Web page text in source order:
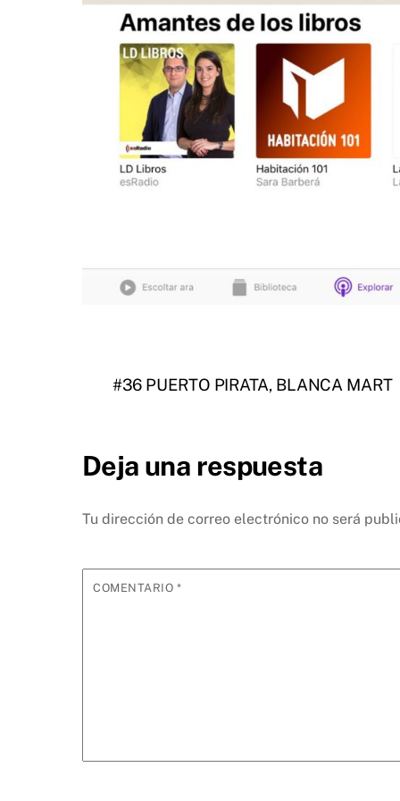
#36 PUERTO PIRATA, BLANCA MART
Deja una respuesta
Tu dirección de correo electrónico no será
COMENTARIO *